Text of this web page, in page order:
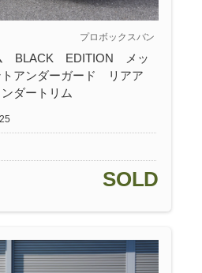
プロボックスバン
BLACK EDITION メッ
アンダーガード リアア
ダートリム
SOLD